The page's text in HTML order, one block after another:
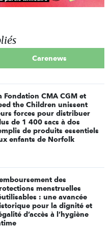
Carenews
Fondation CMA CGM et
the Children unissent
forces pour distribuer
de 1 400 sacs à dos
de produits essentiels
enfants de Norfolk
des
menstruelles
: une avancée
pour la dignité et
d’accès à l’hygiène